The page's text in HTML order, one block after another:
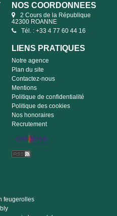
NOS COORDONNÉES
2 Cours de la République
42300 ROANNE
Tél. : +33 4 77 60 44 16
LIENS PRATIQUES
Notre agence
Plan du site
Contactez-nous
Mentions
Politique de confidentialité
Politique des cookies
Nos honoraires
Recrutement
feugerolles